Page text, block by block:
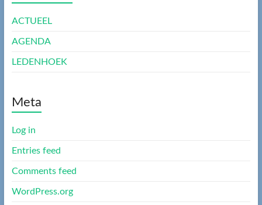
ACTUEEL
AGENDA
LEDENHOEK
Meta
Log in
Entries feed
Comments feed
WordPress.org